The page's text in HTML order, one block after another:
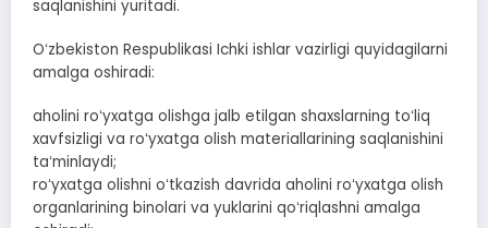
saqlanishini yuritadi.
Oʻzbekiston Respublikasi Ichki ishlar vazirligi quyidagilarni
amalga oshiradi:
aholini roʻyxatga olishga jalb etilgan shaxslarning toʻliq
xavfsizligi va roʻyxatga olish materiallarining saqlanishini
taʻminlaydi;
roʻyxatga olishni oʻtkazish davrida aholini roʻyxatga olish
organlarining binolari va yuklarini qoʻriqlashni amalga